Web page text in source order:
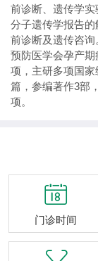
前诊断、遗传学
分子遗传学报告
前诊断及遗传咨
预防医学会孕产
项，主研多项国
篇，参编著作3部
项。

门诊时间